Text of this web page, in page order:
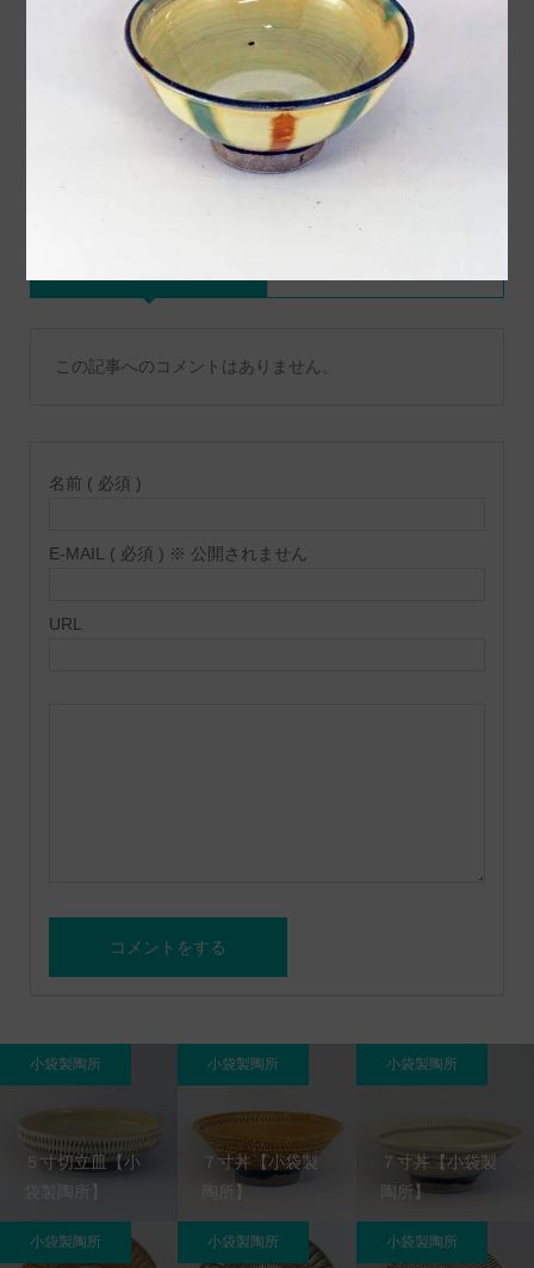
令和６年９月出荷作品のご
令和４年８月入荷作品の案
内動画をアップロードしま
した
コメント
この記事へのコメントはありません。
名前 ( 必須 )
E-MAIL ( 必須 ) ※ 公開されません
URL
５寸切立皿【小
袋製陶所】
小袋製陶所
７寸丼【小袋製
陶所】
小袋製陶所
７寸丼【小袋製
陶所】
小袋製陶所
小袋製陶所 小袋製陶所 小袋製陶所